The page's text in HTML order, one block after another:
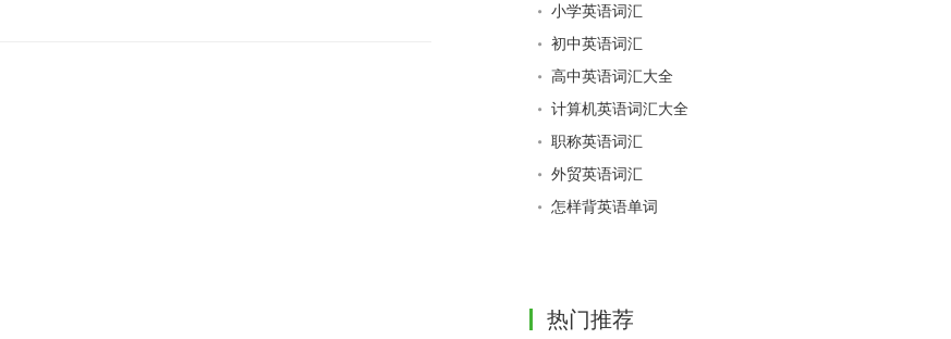
小学英语词汇
初中英语词汇
高中英语词汇大全
计算机英语词汇大全
职称英语词汇
外贸英语词汇
怎样背英语单词
热门推荐